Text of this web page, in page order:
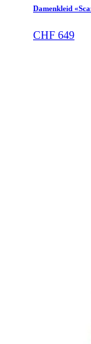
Damenkleid
CHF 649